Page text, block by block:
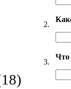
2.
3.
Что